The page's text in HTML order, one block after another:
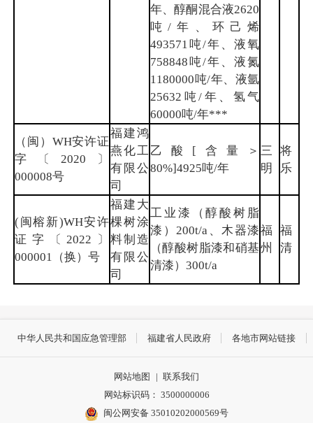
年、醇酮混合液2620
吨/年、环己烯
493571吨/年、液氧
758848吨/年、液氮
1180000吨/年、液氩
25632吨/年、氢气
60000吨/年***
（闽）WH安许证
字〔2020〕
000008号
福建鸿
燕化工
有限公
司
乙酸[含量＞
80%]4925吨/年
三
明
将
乐
(闽榕新)WH安许
证字〔2022〕
000001（换）号
福建大
棵树涂
料制造
有限公
司
工业漆（醇酸树脂
漆）200t/a、木器漆
（醇酸树脂漆和硝基
清漆）300t/a
福
州
福
清
中华人民共和国应急管理部 福建省人民政府 各地市网站链接
网站地图 | 联系我们
网站标识码： 3500000006
闽公网安备 35010202000569号